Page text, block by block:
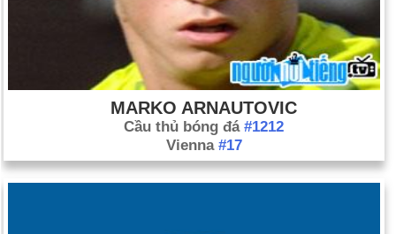
MARKO ARNAUTOVIC
Cầu thủ bóng đá #1212
Vienna #17